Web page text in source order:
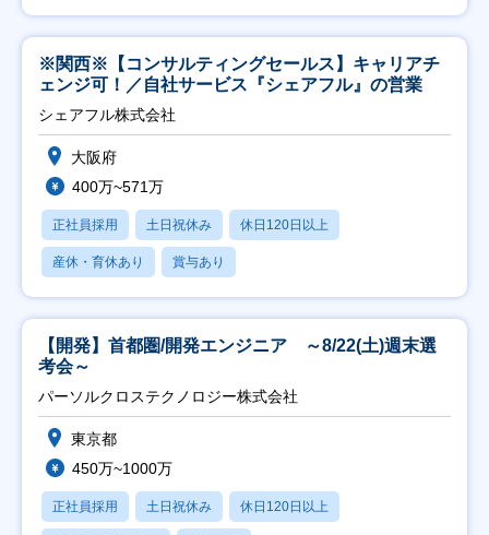
※関西※【コンサルティングセールス】キャリアチ
ェンジ可！／自社サービス『シェアフル』の営業
シェアフル株式会社
大阪府
400万~571万
正社員採用 土日祝休み 休日120日以上
産休・育休あり 賞与あり
【開発】首都圏/開発エンジニア ～8/22(土)週末選
考会～
パーソルクロステクノロジー株式会社
東京都
450万~1000万
正社員採用 土日祝休み 休日120日以上